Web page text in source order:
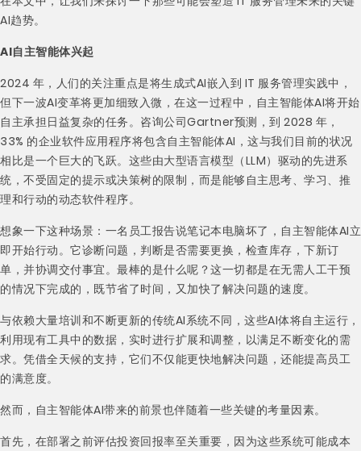
AI趋势。
AI自主智能体兴起
2024 年，人们的关注重点是将生成式AI嵌入到 IT 服务管理实践中，
但下一波AI变革将更加细致入微，在这一过程中，自主智能体AI将开始
自主承担日益复杂的任务。咨询公司Gartner预测，到 2028 年，
33% 的企业软件应用程序将包含自主智能体AI，这与我们目前的状况
相比是一个巨大的飞跃。这些由大型语言模型（LLM）驱动的先进系
统，不受固定的提示或决策树的限制，而是能够自主思考、学习、推
理和行动的动态软件程序。
想象一下这种场景：一名员工报告说笔记本电脑坏了，自主智能体AI立
即开始行动。它诊断问题，判断是否需要更换，检查库存，下新订
单，并协调交付事宜。最棒的是什么呢？这一切都是在无需人工干预
的情况下完成的，既节省了时间，又加快了解决问题的速度。
与依赖大量培训和不断更新的传统AI系统不同，这些AI体将自主运行，
利用现有工具中的数据，实时进行扩展和调整，以满足不断变化的需
求。凭借全天候的支持，它们不仅能更快地解决问题，还能提高员工
的满意度。
然而，自主智能体AI带来的前景也伴随着一些关键的考量因素。
首先，在部署之前评估投资回报率至关重要，因为这些系统可能成本